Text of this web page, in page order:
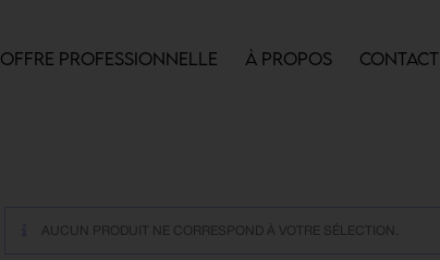
OFFRE PROFESSIONNELLE À PROPOS CONTACT
AUCUN PRODUIT NE CORRESPOND À VOTRE SÉLECTION.